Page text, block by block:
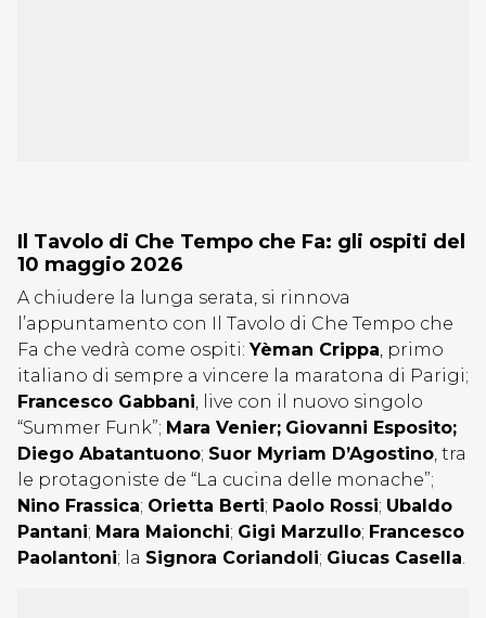
Il Tavolo di Che Tempo che Fa: gli ospiti del
10 maggio 2026
A chiudere la lunga serata, si rinnova
l’appuntamento con Il Tavolo di Che Tempo che
Fa che vedrà come ospiti:Yèman Crippa, primo
italiano di sempre a vincere la maratona di Parigi;
Francesco Gabbani, live con il nuovo singolo
“Summer Funk”; Mara Venier; Giovanni Esposito;
Diego Abatantuono; Suor Myriam D’Agostino, tra
le protagoniste de “La cucina delle monache”;
Nino Frassica; Orietta Berti; Paolo Rossi; Ubaldo
Pantani; Mara Maionchi; Gigi Marzullo; Francesco
Paolantoni; la Signora Coriandoli; Giucas Casella.